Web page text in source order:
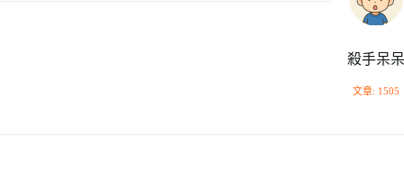
殺手呆
文章: 1505